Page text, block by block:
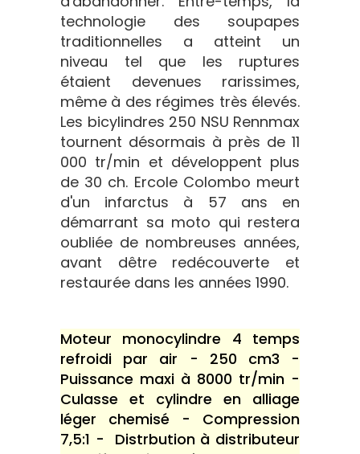
technologie des soupapes
traditionnelles a atteint un
niveau tel que les ruptures
étaient devenues rarissimes,
même à des régimes très élevés.
Les bicylindres 250 NSU Rennmax
tournent désormais à près de 11
000 tr/min et développent plus
de 30 ch. Ercole Colombo meurt
d'un infarctus à 57 ans en
démarrant sa moto qui restera
oubliée de nombreuses années,
avant dêtre redécouverte et
restaurée dans les années 1990.
Moteur monocylindre 4 temps
refroidi par air - 250 cm3 -
Puissance maxi à 8000 tr/min -
Culasse et cylindre en alliage
léger chemisé - Compression
7,5:1 - Distrbution à distributeur